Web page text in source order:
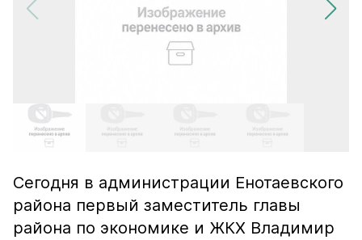
Сегодня в администрации Енотаевского
района первый заместитель главы
района по экономике и ЖКХ Владимир